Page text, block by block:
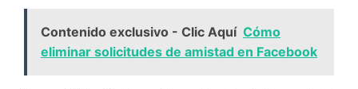
Contenido exclusivo - Clic Aquí Cómo
eliminar solicitudes de amistad en Facebook